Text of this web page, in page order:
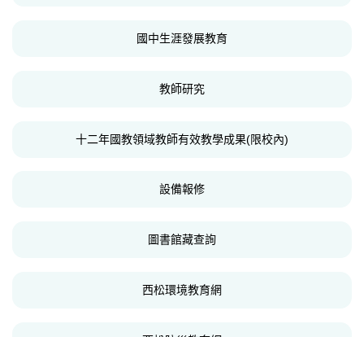
國中生涯發展教育
教師研究
十二年國教領域教師有效教學成果(限校內)
設備報修
圖書館藏查詢
西松環境教育網